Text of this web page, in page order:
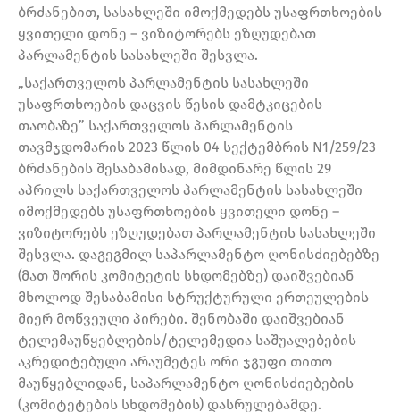
ბრძანებით, სასახლეში იმოქმედებს უსაფრთხოების
ყვითელი დონე – ვიზიტორებს ეზღუდებათ
პარლამენტის სასახლეში შესვლა.
„საქართველოს პარლამენტის სასახლეში
უსაფრთხოების დაცვის წესის დამტკიცების
თაობაზე” საქართველოს პარლამენტის
თავმჯდომარის 2023 წლის 04 სექტემბრის N1/259/23
ბრძანების შესაბამისად, მიმდინარე წლის 29
აპრილს საქართველოს პარლამენტის სასახლეში
იმოქმედებს უსაფრთხოების ყვითელი დონე –
ვიზიტორებს ეზღუდებათ პარლამენტის სასახლეში
შესვლა. დაგეგმილ საპარლამენტო ღონისძიებებზე
(მათ შორის კომიტეტის სხდომებზე) დაიშვებიან
მხოლოდ შესაბამისი სტრუქტურული ერთეულების
მიერ მოწვეული პირები. შენობაში დაიშვებიან
ტელემაუწყებლების/ტელემედია საშუალებების
აკრედიტებული არაუმეტეს ორი ჯგუფი თითო
მაუწყებლიდან, საპარლამენტო ღონისძიებების
(კომიტეტების სხდომების) დასრულებამდე.